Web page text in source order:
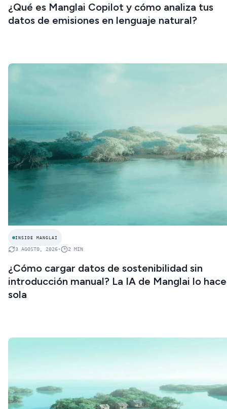
¿Qué es Manglai Copilot y cómo analiza tus
datos de emisiones en lenguaje natural?
INSIDE MANGLAI
3 AGOSTO, 2026• 2 MIN
¿Cómo cargar datos de sostenibilidad sin
introducción manual? La IA de Manglai lo hace
sola